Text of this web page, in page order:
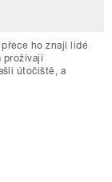
ho znají lidé
prožívají
útočiště, a